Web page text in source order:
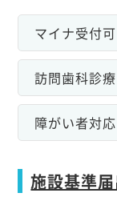
マイナ受付可
訪問歯科診療
障がい者対応
施設基準